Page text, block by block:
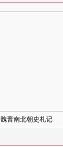
魏晋南北朝史札记